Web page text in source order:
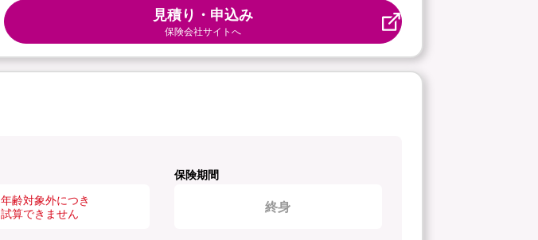
見積り・申込み
保険会社サイトへ
年齢対象外につき
試算できません
保険期間
終身